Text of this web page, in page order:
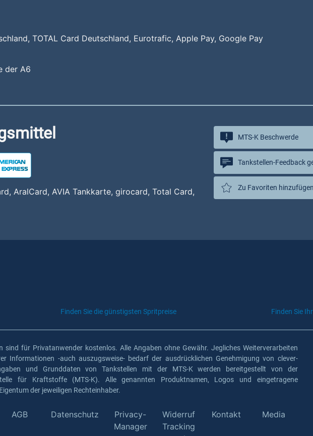
TOTAL Card Deutschland, Eurotrafic, Apple Pay, Google Pay
der A6
AralCard, AVIA Tankkarte, girocard, Total Card,
MTS-K Beschwerde
Tankstellen-Feedback
Zu Favoriten hinzufügen
Finden Sie die günstigsten Spritpreise Finden Sie
sind für Privatanwender kostenlos. Alle Angaben ohne Gewähr. Jegliches Weiterverarbeiten
Informationen -auch auszugsweise- bedarf der ausdrücklichen Genehmigung von clever-
und Grunddaten von Tankstellen mit der MTS-K werden bereitgestellt von der
für Kraftstoffe (MTS-K). Alle genannten Produktnamen, Logos und eingetragene
der jeweiligen Rechteinhaber.
AGB Datenschutz
Privacy-
Manager
Widerruf
Tracking
Kontakt Media